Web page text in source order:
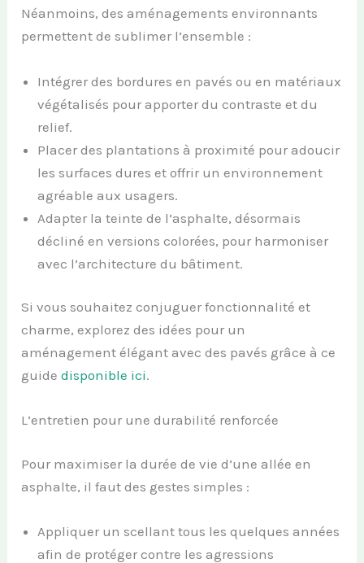
Néanmoins, des aménagements environnants
permettent de sublimer l’ensemble :
Intégrer des bordures en pavés ou en matériaux
végétalisés pour apporter du contraste et du
relief.
Placer des plantations à proximité pour adoucir
les surfaces dures et offrir un environnement
agréable aux usagers.
Adapter la teinte de l’asphalte, désormais
décliné en versions colorées, pour harmoniser
avec l’architecture du bâtiment.
Si vous souhaitez conjuguer fonctionnalité et
charme, explorez des idées pour un
aménagement élégant avec des pavés grâce à ce
guidedisponible ici.
L’entretien pour une durabilité renforcée
Pour maximiser la durée de vie d’une allée en
asphalte, il faut des gestes simples :
Appliquer un scellant tous les quelques années
afin de protéger contre les agressions